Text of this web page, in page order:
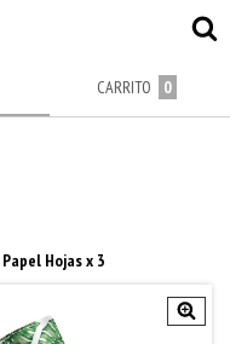
CARRITO 0
Papel Hojas x 3